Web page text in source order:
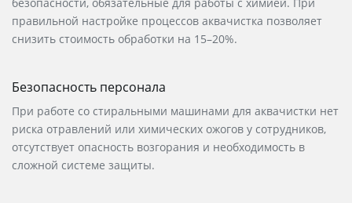
правильной настройке процессов аквачистка позволяет
снизить стоимость обработки на 15–20%.
Безопасность персонала
При работе со стиральными машинами для аквачистки нет
риска отравлений или химических ожогов у сотрудников,
отсутствует опасность возгорания и необходимость в
сложной системе защиты.